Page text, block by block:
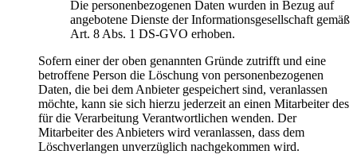
Die personenbezogenen Daten wurden in Bezug auf
angebotene Dienste der Informationsgesellschaft gemäß
Art. 8 Abs. 1 DS-GVO erhoben.
Sofern einer der oben genannten Gründe zutrifft und eine
betroffene Person die Löschung von personenbezogenen
Daten, die bei dem Anbieter gespeichert sind, veranlassen
möchte, kann sie sich hierzu jederzeit an einen Mitarbeiter des
für die Verarbeitung Verantwortlichen wenden. Der
Mitarbeiter des Anbieters wird veranlassen, dass dem
Löschverlangen unverzüglich nachgekommen wird.